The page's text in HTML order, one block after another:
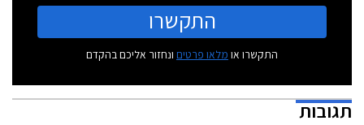
התקשרו
התקשרו או מלאו פרטים ונחזור אליכם בהקדם
תגובות